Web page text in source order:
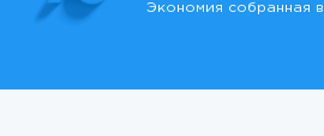
Экономия собранная